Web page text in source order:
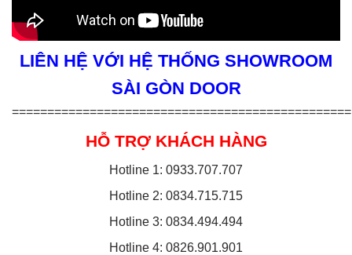
LIÊN HỆ VỚI HỆ THỐNG SHOWROOM
SÀI GÒN DOOR
================================================
HỖ TRỢ KHÁCH HÀNG
Hotline 1: 0933.707.707
Hotline 2: 0834.715.715
Hotline 3: 0834.494.494
Hotline 4: 0826.901.901